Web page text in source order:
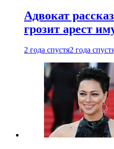
Адвокат
грозит арест
2 года спустя2 года